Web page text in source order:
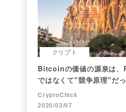
クリプト
Bitcoinの価値の源泉は、
ではなくて"競争原理"だっ
CryptoChick
2020/03/07